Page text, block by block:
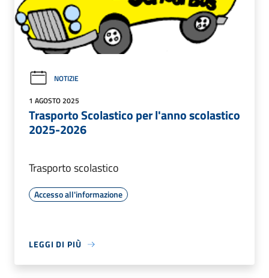
NOTIZIE
1 AGOSTO 2025
Trasporto Scolastico per l'anno scolastico
2025-2026
Trasporto scolastico
Accesso all'informazione
LEGGI DI PIÙ